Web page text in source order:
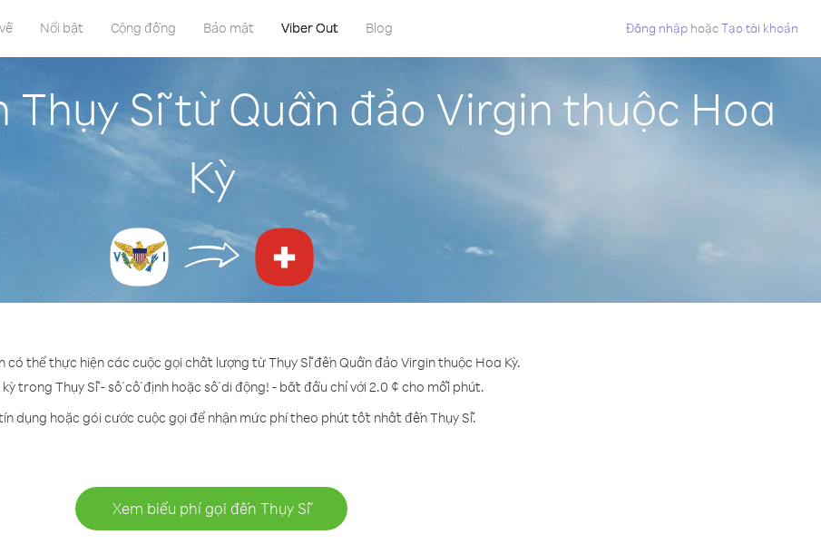
Nổi bật Cộng đồng Bảo mật Viber Out Blog Đăng nhập hoặcTạo tài khoản
Thụy Sĩ từ Quần đảo Virgin thuộc Hoa
Kỳ
có thể thực hiện các cuộc gọi chất lượng từ Thụy Sĩ đến Quần đảo Virgin thuộc Hoa Kỳ.
trong Thụy Sĩ - số cố định hoặc số di động! - bắt đầu chỉ với 2.0 ¢ cho mỗi phút.
dụng hoặc gói cước cuộc gọi để nhận mức phí theo phút tốt nhất đến Thụy Sĩ.
Xem biểu phí gọi đến Thụy Sĩ